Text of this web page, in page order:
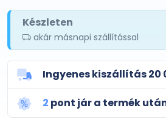
Készleten
akár másnapi szállítással
Ingyenes kiszállítás 20
2 pont jár a termék